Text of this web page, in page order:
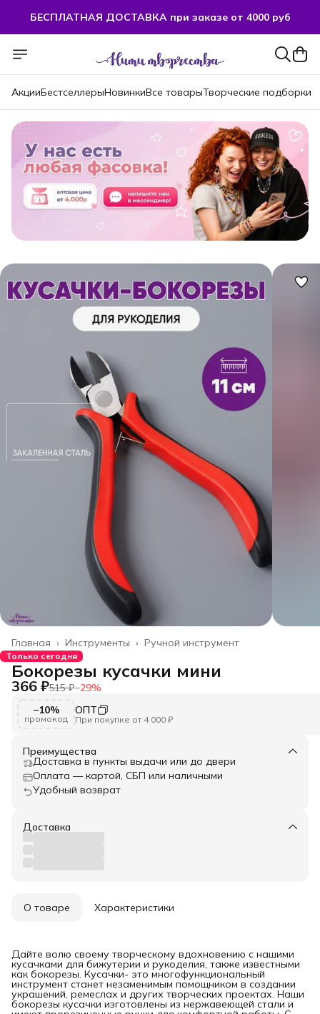
БЕСПЛАТНАЯ ДОСТАВКА при заказе от 4000 руб
АкцииБестселлерыНовинкиВсе товарыТворческие подборки
Ручной инструмент
Инструменты ›
Главная ›
Только сегодня
Бокорезы кусачки мини
366 ₽515 ₽−29%
−10%
промокод
ОПТ
При покупке от 4 000 ₽
Преимущества
Доставка в пункты выдачи или до двери
Оплата — картой, СБП или наличными
Удобный возврат
Доставка
О товаре Характеристики
Дайте волю своему творческому вдохновению с нашими
кусачками для бижутерии и рукоделия, также известными
как бокорезы. Кусачки- это многофункциональный
инструмент станет незаменимым помощником в создании
украшений, ремеслах и других творческих проектах. Наши
бокорезы кусачки изготовлены из нержавеющей стали и